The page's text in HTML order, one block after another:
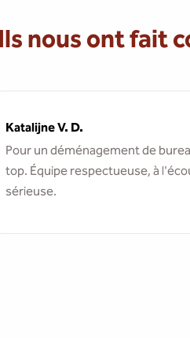
Ils nous ont fait
Katalijne V. D.
Pour un déménagement de
top. Équipe respectueuse, à
sérieuse.